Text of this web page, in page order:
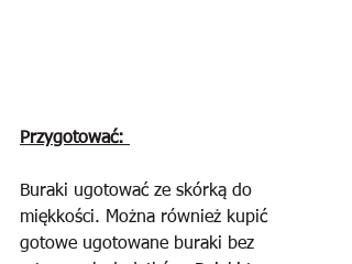
Przygotować:
Buraki ugotować ze skórką do
miękkości. Można również kupić
gotowe ugotowane buraki bez